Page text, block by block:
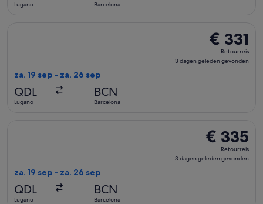
Lugano Barcelona
€ 331
Retourreis,
3
€ 331
Retourreis
3 dagen geleden gevonden
za. 19 sep - za. 26 sep
QDL
Lugano
BCN
Barcelona
€ 335
Retourreis,
3
€ 335
Retourreis
3 dagen geleden gevonden
za. 19 sep - za. 26 sep
QDL
Lugano
BCN
Barcelona